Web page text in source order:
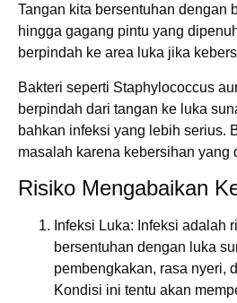
Tangan kita bersentuhan dengan
hingga gagang pintu yang
berpindah ke area luka jika
Bakteri seperti Staphylococcus
berpindah dari tangan ke luka
bahkan infeksi yang lebih serius.
masalah karena kebersihan yang
Risiko Mengabaikan
Infeksi Luka: Infeksi adalah
bersentuhan dengan luka
pembengkakan, rasa nyeri,
Kondisi ini tentu akan